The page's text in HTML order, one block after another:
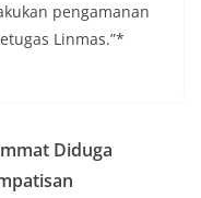
pengamanan
Linmas.”*
Diduga